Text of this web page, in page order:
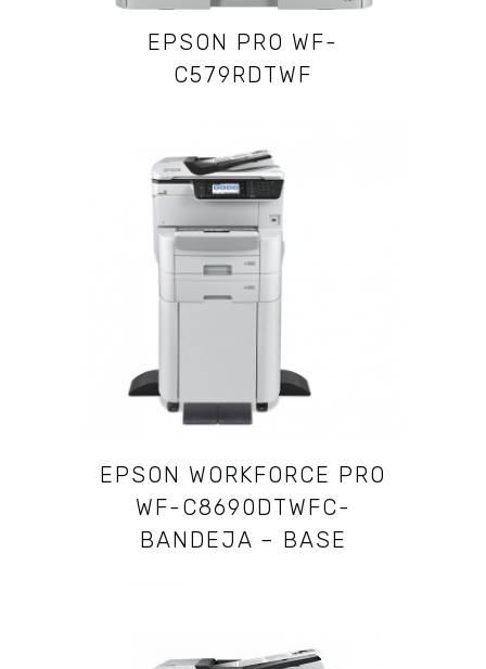
EPSON PRO WF-
C579RDTWF
EPSON WORKFORCE PRO
WF-C8690DTWFC-
BANDEJA – BASE